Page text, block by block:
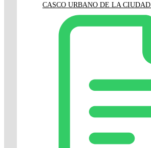
CASCO URBANO DE LA